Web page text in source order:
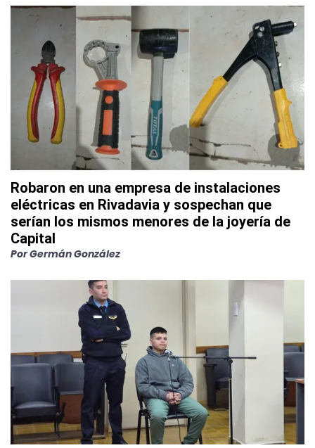
Robaron en una empresa de instalaciones
eléctricas en Rivadavia y sospechan que
serían los mismos menores de la joyería de
Capital
PorGermán González